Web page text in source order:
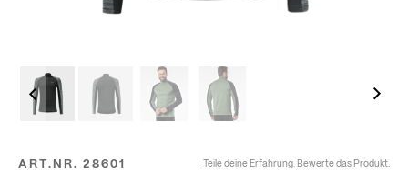
ART.NR. 28601 Teile deine Erfahrung. Bewerte das Produkt.